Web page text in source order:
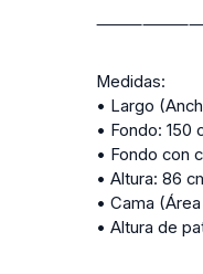
Medidas:
• Largo
• Fondo: 150
• Fondo con
• Altura: 86
• Cama
• Altura de